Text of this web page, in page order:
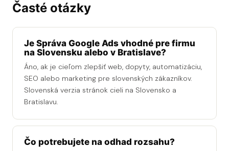
Časté otázky
Je Správa Google Ads vhodné pre firmu
na Slovensku alebo v Bratislave?
Áno, ak je cieľom zlepšiť web, dopyty, automatizáciu,
SEO alebo marketing pre slovenských zákazníkov.
Slovenská verzia stránok cieli na Slovensko a
Bratislavu.
Čo potrebujete na odhad rozsahu?